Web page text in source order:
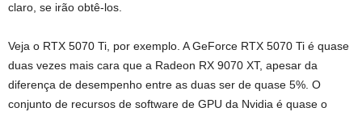
claro, se irão obtê-los.
Veja o RTX 5070 Ti, por exemplo. A GeForce RTX 5070 Ti é quase
duas vezes mais cara que a Radeon RX 9070 XT, apesar da
diferença de desempenho entre as duas ser de quase 5%. O
conjunto de recursos de software de GPU da Nvidia é quase o